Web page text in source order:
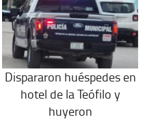
Dispararon huéspedes en
hotel de la Teófilo y
huyeron